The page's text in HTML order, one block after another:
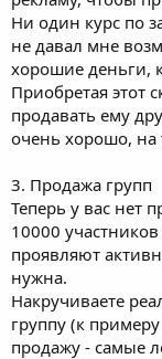
Ни один курс по
не давал мне
хорошие деньги,
Приобретая этот
продавать ему
очень хорошо, на
3. Продажа групп
Теперь у вас нет
10000
проявляют
нужна.
Накручиваете
группу (к
продажу - самые